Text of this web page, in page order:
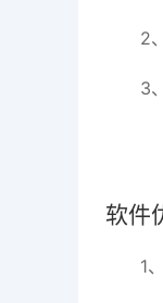
2
3
软件
1